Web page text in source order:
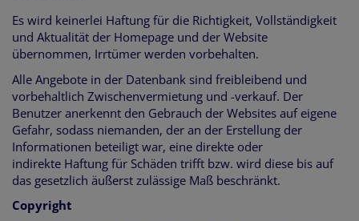
Es wird keinerlei Haftung für die Richtigkeit, Vollständigkeit
und Aktualität der Homepage und der Website
übernommen, Irrtümer werden vorbehalten.
Alle Angebote in der Datenbank sind freibleibend und
vorbehaltlich Zwischenvermietung und -verkauf. Der
Benutzer anerkennt den Gebrauch der Websites auf eigene
Gefahr, sodass niemanden, der an der Erstellung der
Informationen beteiligt war, eine direkte oder
indirekte Haftung für Schäden trifft bzw. wird diese bis auf
das gesetzlich äußerst zulässige Maß beschränkt.
Copyright